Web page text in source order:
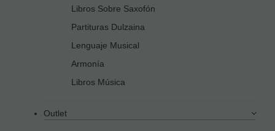
Libros Sobre Saxofón
Partituras Dulzaina
Lenguaje Musical
Armonía
Libros Música
Outlet